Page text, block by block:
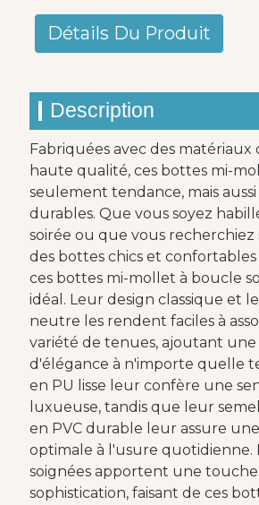
Détails Du Produit
Description
Fabriquées avec des matériaux
haute qualité, ces bottes mi-
seulement tendance, mais
durables. Que vous soyez
soirée ou que vous
des bottes chics et
ces bottes mi-mollet à boucle
idéal. Leur design classique et
neutre les rendent faciles à
variété de tenues, ajoutant
d'élégance à n'importe quelle
en PU lisse leur confère une
luxueuse, tandis que leur
en PVC durable leur assure
optimale à l'usure quotidienne.
soignées apportent une
sophistication, faisant de ces